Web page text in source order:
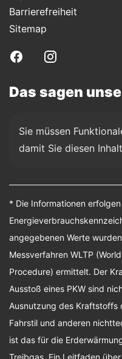
Barrierefreiheit
Sitemap
Das sagen
Sie müssen
damit Sie diesen
* Die Informationen
angegebenen Werte
Messverfahren WLTP
Procedure) ermittelt. Der
Ausstoß eines PKW sind
Ausnutzung des Kraftstoffs
Fahrstil und anderen
ist das für die
Treibgas. Ein Leitfaden